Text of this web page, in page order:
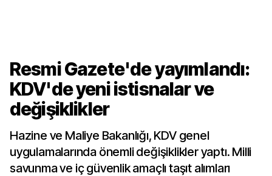
Resmi Gazete'de yayımlandı:
KDV'de yeni istisnalar ve
değişiklikler
Hazine ve Maliye Bakanlığı, KDV genel
uygulamalarında önemli değişiklikler yaptı. Milli
savunma ve iç güvenlik amaçlı taşıt alımları